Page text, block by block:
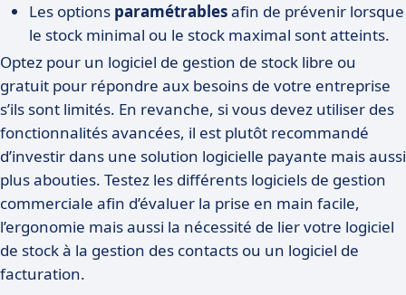
Les options paramétrablesafin de prévenir lorsque
le stock minimal ou le stock maximal sont atteints.
Optez pour un logiciel de gestion de stock libre ou
gratuit pour répondre aux besoins de votre entreprise
s’ils sont limités. En revanche, si vous devez utiliser des
fonctionnalités avancées, il est plutôt recommandé
d’investir dans une solution logicielle payante mais aussi
plus abouties. Testez les différents logiciels de gestion
commerciale afin d’évaluer la prise en main facile,
l’ergonomie mais aussi la nécessité de lier votre logiciel
de stock à la gestion des contacts ou un logiciel de
facturation.